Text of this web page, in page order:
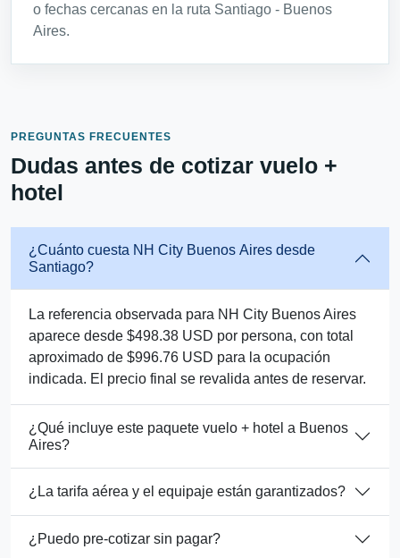
o fechas cercanas en la ruta Santiago - Buenos
Aires.
PREGUNTAS FRECUENTES
Dudas antes de cotizar vuelo +
hotel
¿Cuánto cuesta NH City Buenos Aires desde
Santiago?
La referencia observada para NH City Buenos Aires
aparece desde $498.38 USD por persona, con total
aproximado de $996.76 USD para la ocupación
indicada. El precio final se revalida antes de reservar.
¿Qué incluye este paquete vuelo + hotel a Buenos
Aires?
¿La tarifa aérea y el equipaje están garantizados?
¿Puedo pre-cotizar sin pagar?